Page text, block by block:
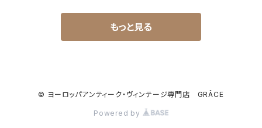
もっと見る
© ヨーロッパアンティーク・ヴィンテージ専門店 GRÂCE
Powered by